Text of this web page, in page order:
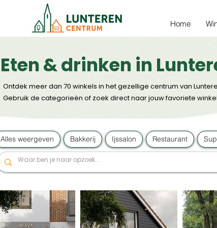
Home
Eten & drinken in
Ontdek meer dan 70 winkels in het gezellige centrum van
Gebruik de categorieën of zoek direct naar jouw favoriete
Alles weergeven Bakkerij Ijssalon Restaurant